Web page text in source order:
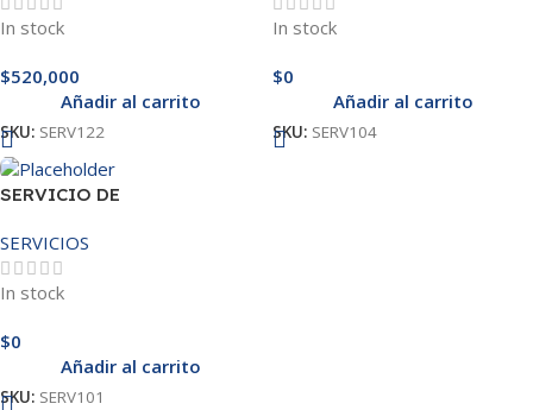
In stock
$520,000
Añadir al carrito
SKU: SERV122
In stock
$0
Añadir al carrito
SKU: SERV104
SERVICIO DE
SERVICIOS
In stock
$0
Añadir al carrito
SKU: SERV101